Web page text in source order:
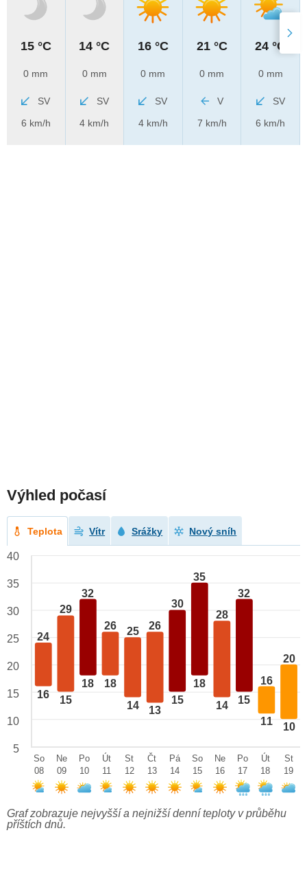
15 °C
0 mm
SV
6 km/h
14 °C
0 mm
SV
4 km/h
16 °C
0 mm
SV
4 km/h
21 °C
0 mm
V
7 km/h
24 °C
0 mm
SV
6 km/h
Výhled počasí
Teplota Vítr Srážky Nový sníh
24
16
29
15
32
18
26
18
25
14
26
13
30
15
35
18
28
14
32
15
16
11
20
10
40
35
30
25
20
15
10
5
So
08
Ne
09
Po
10
Út
11
St
12
Čt
13
Pá
14
So
15
Ne
16
Po
17
Út
18
St
19
Graf zobrazuje nejvyšší a nejnižší denní teploty v průběhu
příštích dnů.